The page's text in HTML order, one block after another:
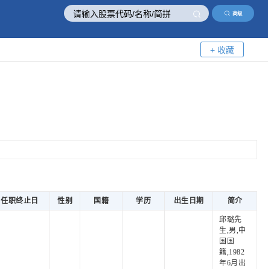
高级
+ 收藏
任职终止日 性别 国籍 学历 出生日期 简介
邱璐先
生,男,中
国国
籍,1982
年6月出